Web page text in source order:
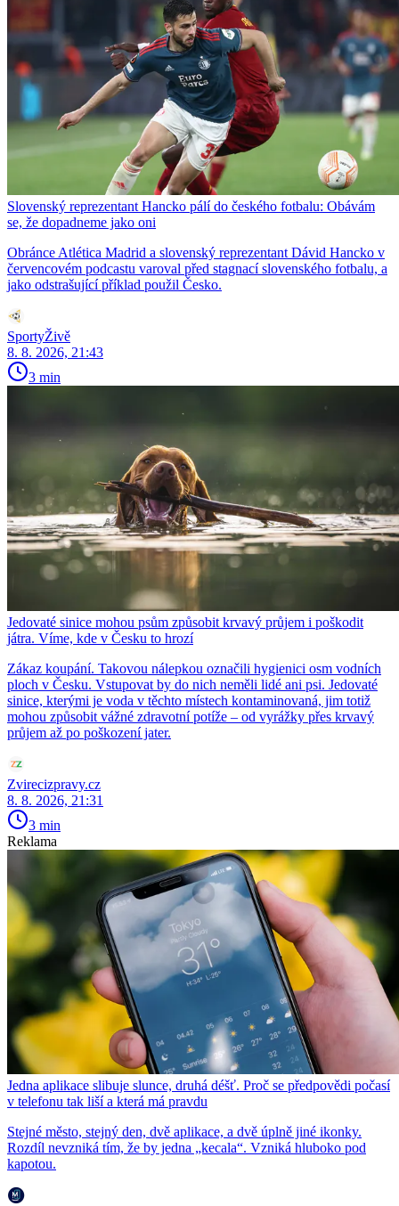
Slovenský reprezentant Hancko pálí do českého fotbalu: Obávám
se, že dopadneme jako oni
Obránce Atlética Madrid a slovenský reprezentant Dávid Hancko v
červencovém podcastu varoval před stagnací slovenského fotbalu, a
jako odstrašující příklad použil Česko.
SportyŽivě
8. 8. 2026, 21:43
3 min
Jedovaté sinice mohou psům způsobit krvavý průjem i poškodit
játra. Víme, kde v Česku to hrozí
Zákaz koupání. Takovou nálepkou označili hygienici osm vodních
ploch v Česku. Vstupovat by do nich neměli lidé ani psi. Jedovaté
sinice, kterými je voda v těchto místech kontaminovaná, jim totiž
mohou způsobit vážné zdravotní potíže – od vyrážky přes krvavý
průjem až po poškození jater.
Zvirecizpravy.cz
8. 8. 2026, 21:31
3 min
Reklama
Jedna aplikace slibuje slunce, druhá déšť. Proč se předpovědi počasí
v telefonu tak liší a která má pravdu
Stejné město, stejný den, dvě aplikace, a dvě úplně jiné ikonky.
Rozdíl nevzniká tím, že by jedna „kecala“. Vzniká hluboko pod
kapotou.